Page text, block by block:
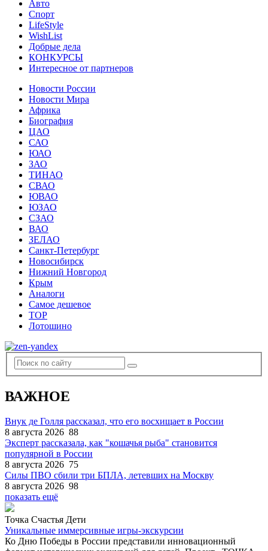
Авто
Спорт
LifeStyle
WishList
Добрые дела
КОНКУРСЫ
Интересное от партнеров
Новости России
Новости Мира
Африка
Биография
ЦАО
САО
ЮАО
ЗАО
ТИНАО
СВАО
ЮВАО
ЮЗАО
СЗАО
ВАО
ЗЕЛАО
Санкт-Петербург
Новосибирск
Нижний Новгород
Крым
Аналоги
Самое дешевое
TOP
Лотошино
ВАЖНОЕ
Внук де Голля рассказал, что его восхищает в России
8 августа 2026 88
Эксперт рассказала, как "кошачья рыба" становится
популярной в России
8 августа 2026 75
Силы ПВО сбили три БПЛА, летевших на Москву
8 августа 2026 98
показать ещё
Точка Счастья Дети
Уникальные иммерсивные игры-экскурсии
Ко Дню Победы в России представили инновационный